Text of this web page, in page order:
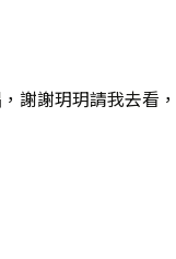
謝謝玥玥請我去看